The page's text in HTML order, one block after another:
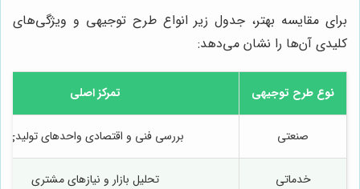
برای مقایسه بهتر، جدول زیر انواع طرح توجیهی و ویژگی‌های
کلیدی آن‌ها را نشان می‌دهد:
نوع طرح توجیهی تمرکز اصلی
صنعتی بررسی فنی و اقتصادی واحدهای تولیدی
خدماتی تحلیل بازار و نیازهای مشتری